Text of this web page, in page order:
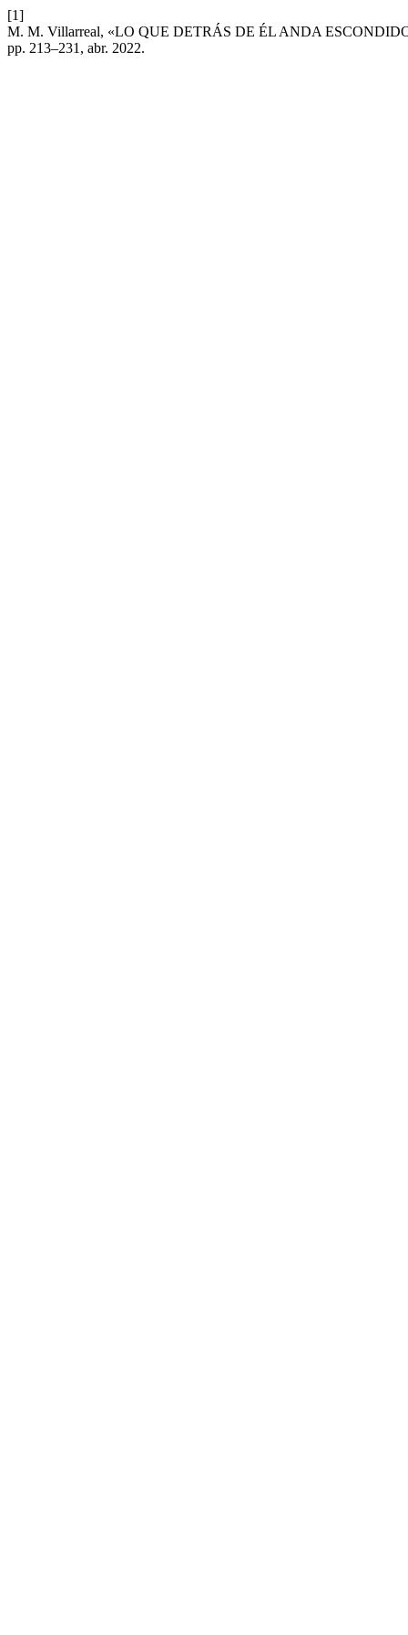
[1]
M. M. Villarreal, «LO QUE DETRÁS DE ÉL ANDA ESCONDIDO
pp. 213–231, abr. 2022.